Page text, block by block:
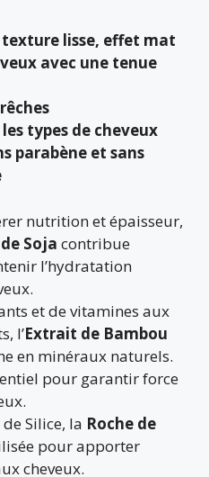
lisse, effet mat
avec une tenue
types de cheveux
parabène et sans
nutrition et épaisseur,
Soja contribue
l’hydratation
et de vitamines aux
l’Extrait de Bambou
en minéraux naturels.
pour garantir force
Silice, la Roche de
pour apporter
cheveux.